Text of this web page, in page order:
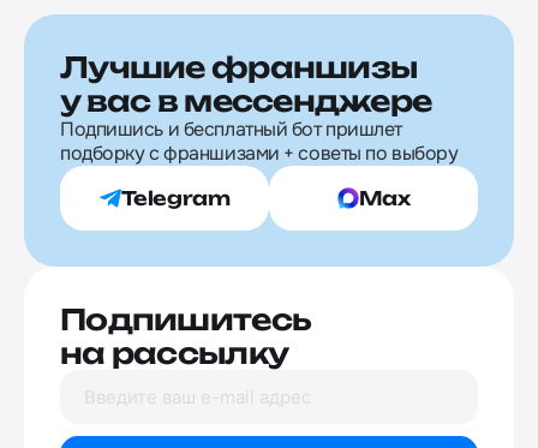
Лучшие франшизы
у вас в мессенджере
Подпишись и бесплатный бот пришлет
подборку с франшизами + советы по выбору
Telegram Max
Подпишитесь
на рассылку